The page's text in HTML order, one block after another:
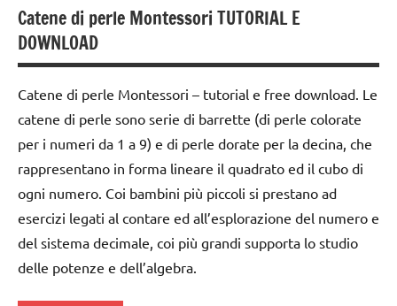
MATEMATICA
MONTESSORI
psicoaritmetica
Montessori
TUTTI GLI
ARGOMENTI
PER ETA'
TUTTI GLI
ARTICOLI
anni
DOWNLOAD
GIOCHI
MONTESSORI
giochi
per
contare
GUIDA
DIDATTICA
MONTESSORI
MATEMATICA
classe
1a
3 ai
6
anni
dai
6
anni
GIOCHI
MONTESSORI
Catene di perle Montessori TUTORIAL E
DOWNLOAD
Catene di perle Montessori – tutorial e free download. Le
catene di perle sono serie di barrette (di perle colorate
per i numeri da 1 a 9) e di perle dorate per la decina, che
rappresentano in forma lineare il quadrato ed il cubo di
ogni numero. Coi bambini più piccoli si prestano ad
esercizi legati al contare ed all’esplorazione del numero e
del sistema decimale, coi più grandi supporta lo studio
delle potenze e dell’algebra.